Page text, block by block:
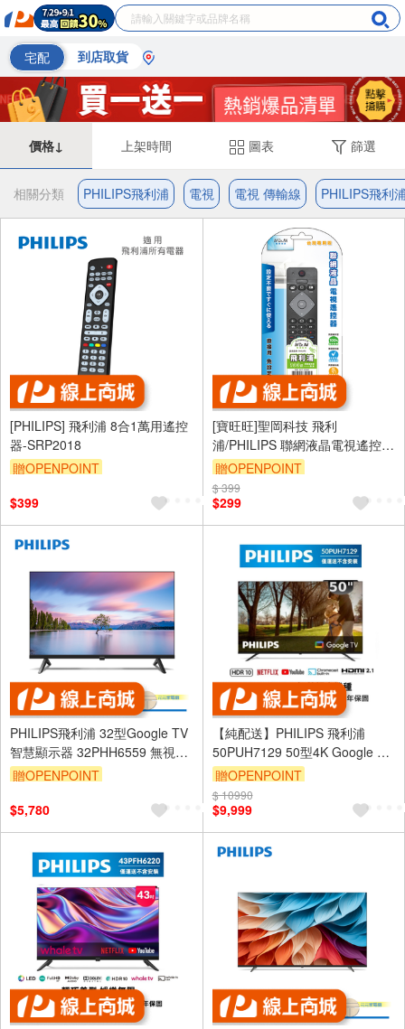
宅配 到店取貨
價格↓ 上架時間 圖表 篩選
相關分類 PHILIPS飛利浦 電視 電視 傳輸線 PHILIPS飛利
[PHILIPS] 飛利浦 8合1萬用遙控
器-SRP2018
贈OPENPOINT
$399
[寶旺旺]聖岡科技 飛利
浦/PHILIPS 聯網液晶電視遙控器
NET-1306P
贈OPENPOINT
$ 399
$299
PHILIPS飛利浦 32型Google TV
智慧顯示器 32PHH6559 無視訊
盒
贈OPENPOINT
$5,780
【純配送】PHILIPS 飛利浦
50PUH7129 50型4K Google TV
智慧顯示器 - 福利機-全新僅箱損
贈OPENPOINT
$ 10990
$9,999